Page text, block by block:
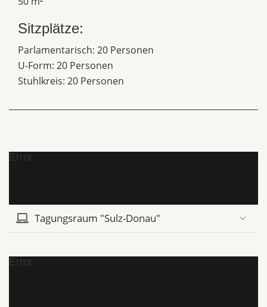
Sitzplätze:
Parlamentarisch: 20 Personen
U-Form: 20 Personen
Stuhlkreis: 20 Personen
Error
Tagungsraum "Sulz-Donau"
Error